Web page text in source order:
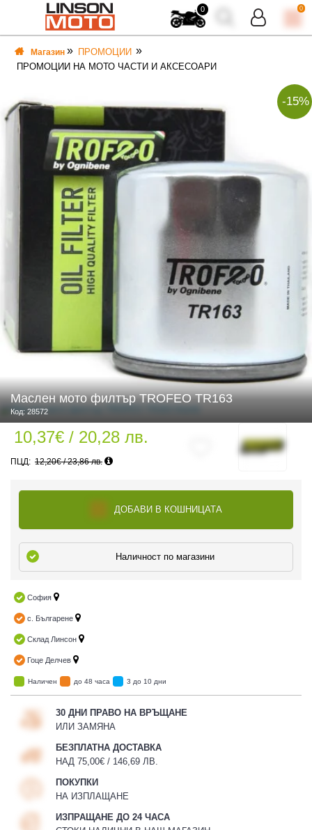
ЕКИПИРОВКА
0 0
Магазин
ПРОМОЦИИ
ПРОМОЦИИ НА МОТО ЧАСТИ И АКСЕСОАРИ
-15%
Маслен мото филтър TROFEO TR163
Код: 28572
10,37€ / 20,28 лв.
12,20€ / 23,86 лв.
ДОБАВИ В КОШНИЦАТА
Наличност по магазини
София
с. Българене
Склад Линсон
Гоце Делчев
Наличен до 48 часа 3 до 10 дни
30 ДНИ ПРАВО НА ВРЪЩАНЕ
ИЛИ ЗАМЯНА
БЕЗПЛАТНА ДОСТАВКА
НАД 75,00€ / 146,69 ЛВ.
ПОКУПКИ
НА ИЗПЛАЩАНЕ
ИЗПРАЩАНЕ ДО 24 ЧАСА